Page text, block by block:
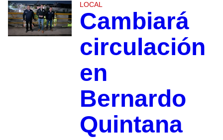
LOCAL
Cambiará
circulación
en
Bernardo
Quintana